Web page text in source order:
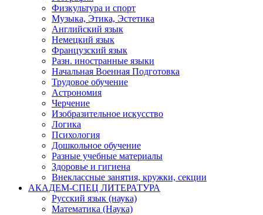
Физкультура и спорт
Музыка, Этика, Эстетика
Английский язык
Немецкий язык
Французский язык
Разн. иностранные языки
Начальная Военная Подготовка
Трудовое обучение
Астрономия
Черчение
Изобразительное искусство
Логика
Психология
Дошкольное обучение
Разные учебные материалы
Здоровье и гигиена
Внеклассные занятия, кружки, секции
АКАДЕМ-СПЕЦ ЛИТЕРАТУРА
Русский язык (наука)
Математика (Наука)